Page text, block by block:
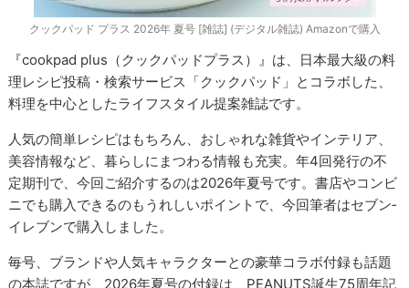
クックパッド プラス 2026年 夏号 [雑誌] (デジタル雑誌) Amazonで購入
『cookpad plus（クックパッドプラス）』は、日本最大級の料
理レシピ投稿・検索サービス「クックパッド」とコラボした、
料理を中心としたライフスタイル提案雑誌です。
人気の簡単レシピはもちろん、おしゃれな雑貨やインテリア、
美容情報など、暮らしにまつわる情報も充実。年4回発行の不
定期刊で、今回ご紹介するのは2026年夏号です。書店やコンビ
ニでも購入できるのもうれしいポイントで、今回筆者はセブン‐
イレブンで購入しました。
毎号、ブランドや人気キャラクターとの豪華コラボ付録も話題
の本誌ですが、2026年夏号の付録は、PEANUTS誕生75周年記